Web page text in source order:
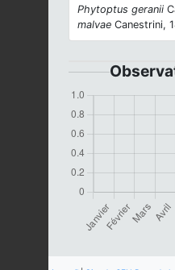
Phytoptus geranii
malvae Canestrini,